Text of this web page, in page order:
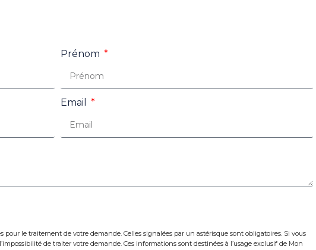
Prénom
Email
le traitement de votre demande. Celles signalées par un astérisque sont obligatoires. Si vous
de traiter votre demande. Ces informations sont destinées à l’usage exclusif de Mon